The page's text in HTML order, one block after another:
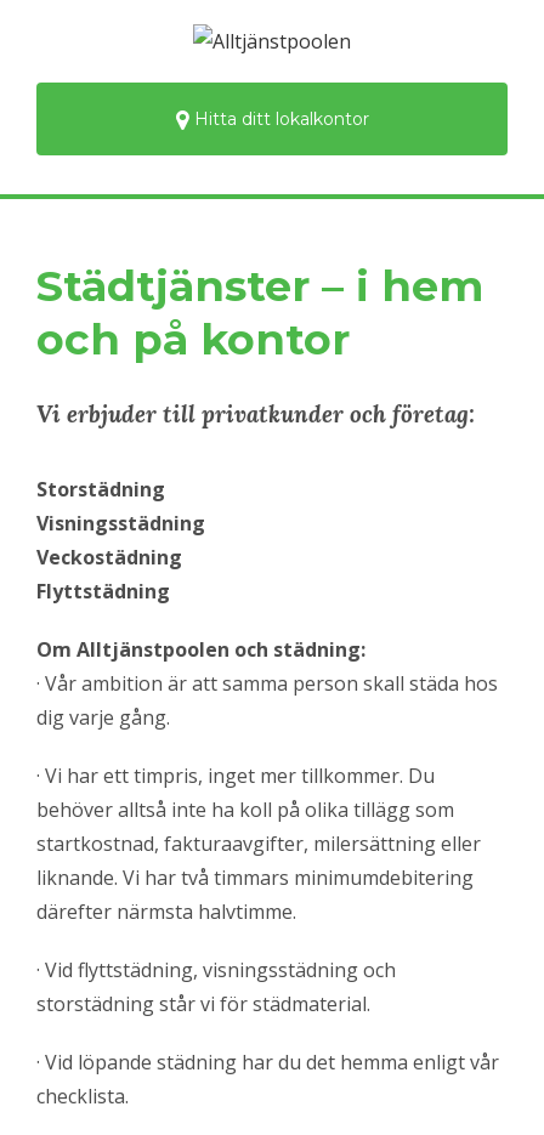
Hitta ditt lokalkontor
Städtjänster – i hem
och på kontor
Vi erbjuder till privatkunder och företag:
Storstädning
Visningsstädning
Veckostädning
Flyttstädning
Om Alltjänstpoolen och städning:
· Vår ambition är att samma person skall städa hos
dig varje gång.
· Vi har ett timpris, inget mer tillkommer. Du
behöver alltså inte ha koll på olika tillägg som
startkostnad, fakturaavgifter, milersättning eller
liknande. Vi har två timmars minimumdebitering
därefter närmsta halvtimme.
· Vid flyttstädning, visningsstädning och
storstädning står vi för städmaterial.
· Vid löpande städning har du det hemma enligt vår
checklista.